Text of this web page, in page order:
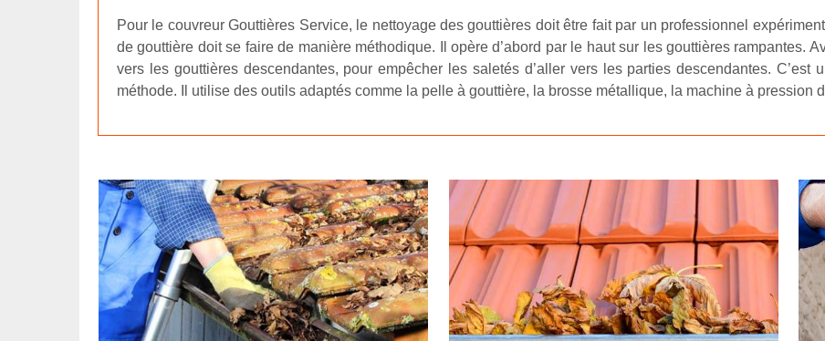
Pour le couvreur Gouttières Service, le nettoyage des gouttières doit être fait par un professionnel
de gouttière doit se faire de manière méthodique. Il opère d’abord par le haut sur les gouttières rampantes.
vers les gouttières descendantes, pour empêcher les saletés d’aller vers les parties descendantes.
méthode. Il utilise des outils adaptés comme la pelle à gouttière, la brosse métallique, la machine à pression